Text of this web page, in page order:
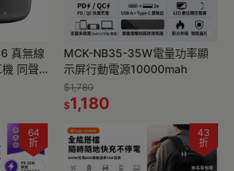
真無線
同聲
MCK-NB35-35W電量功率顯
示屏行動電源10000mah
$1,780
$1,180
64
折
43
折